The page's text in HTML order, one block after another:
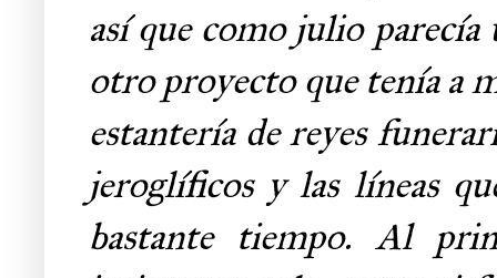
así que como julio parecía
otro proyecto que tenía a
estantería de reyes
jeroglíficos y las líneas
bastante tiempo. Al